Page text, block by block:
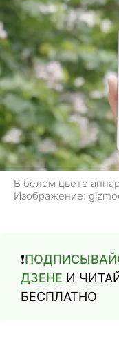
В белом цвете
Изображение:
❗️
ДЗЕНЕ И
БЕСПЛАТНО